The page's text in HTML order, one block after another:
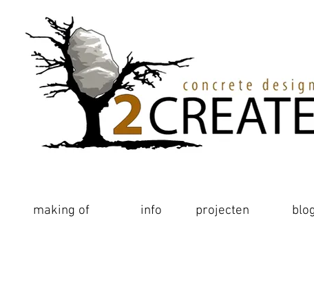
making of realisaties projecten
making of info